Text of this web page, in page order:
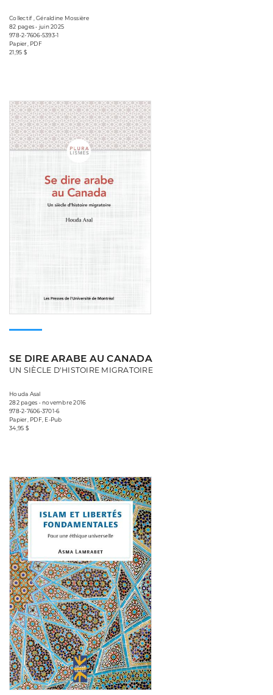
Collectif , Géraldine Mossière
82 pages • juin 2025
978-2-7606-5393-1
Papier, PDF
21,95 $
SE DIRE ARABE AU CANADA
UN SIÈCLE D'HISTOIRE MIGRATOIRE
Houda Asal
282 pages • novembre 2016
978-2-7606-3701-6
Papier, PDF, E-Pub
34,95 $